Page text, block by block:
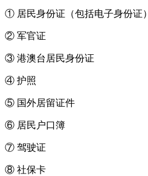
① 居民身份证（包括电子身份证）
② 军官证
③ 港澳台居民身份证
④ 护照
⑤ 国外居留证件
⑥ 居民户口簿
⑦ 驾驶证
⑧ 社保卡